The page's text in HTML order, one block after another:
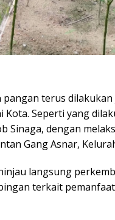
terus dilakukan
Kota. Seperti yang
Sinaga, dengan
Gang Asnar,
langsung
terkait